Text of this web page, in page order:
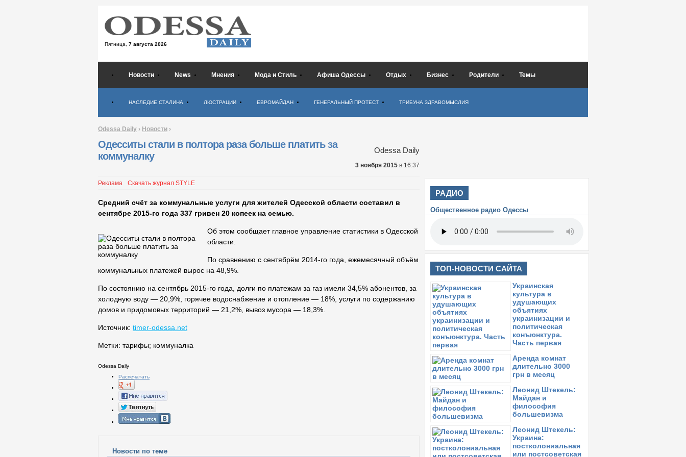
Пятница, 7 августа 2026
Новости News Мнения Мода и Стиль Афиша Одессы Отдых Бизнес Родители Темы
НАСЛЕДИЕ СТАЛИНА ЛЮСТРАЦИИ ЕВРОМАЙДАН ГЕНЕРАЛЬНЫЙ ПРОТЕСТ ТРИБУНА ЗДРАВОМЫСЛИЯ
Odessa Daily › Новости ›
Одесситы стали в полтора раза больше платить за
коммуналку
Odessa Daily
3 ноября 2015 в 16:37
Реклама Скачать журнал STYLE
Средний счёт за коммунальные услуги для жителей Одесской области составил в
сентябре 2015-го года 337 гривен 20 копеек на семью.
Об этом сообщает главное управление статистики в Одесской
области.
По сравнению с сентябрём 2014-го года, ежемесячный объём
коммунальных платежей вырос на 48,9%.
По состоянию на сентябрь 2015-го года, долги по платежам за газ имели 34,5% абонентов, за
холодную воду — 20,9%, горячее водоснабжение и отопление — 18%, услуги по содержанию
домов и придомовых территорий — 21,2%, вывоз мусора — 18,3%.
Источник: timer-odessa.net
Метки: тарифы; коммуналка
Odessa Daily
Распечатать
Новости по теме
РАДИО
Общественное радио Одессы
ТОП-НОВОСТИ САЙТА
Украинская
культура в
удушающих
объятиях
украинизации и
политическая
конъюнктура.
Часть первая
Аренда комнат
длительно 3000
грн в месяц
Леонид Штекель:
Майдан и
философия
большевизма
Леонид Штекель:
Украина:
постколониальная
или постсоветская